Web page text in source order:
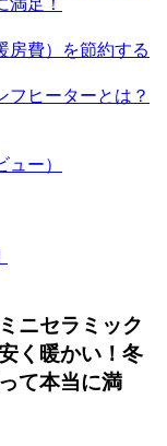
房費）を節約する
フヒーターとは？
ー）
ニセラミック
く暖かい！冬
て本当に満